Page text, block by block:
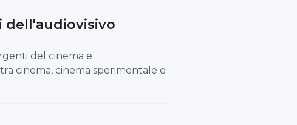
dell'audiovisivo
del cinema e
cinema, cinema sperimentale e